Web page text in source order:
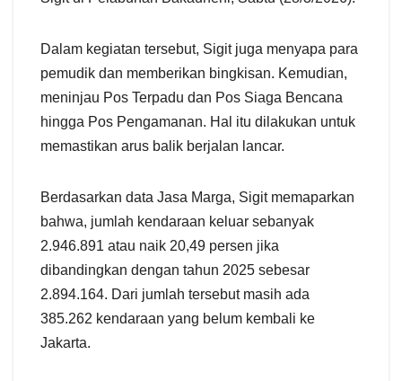
Dalam kegiatan tersebut, Sigit juga menyapa para
pemudik dan memberikan bingkisan. Kemudian,
meninjau Pos Terpadu dan Pos Siaga Bencana
hingga Pos Pengamanan. Hal itu dilakukan untuk
memastikan arus balik berjalan lancar.
Berdasarkan data Jasa Marga, Sigit memaparkan
bahwa, jumlah kendaraan keluar sebanyak
2.946.891 atau naik 20,49 persen jika
dibandingkan dengan tahun 2025 sebesar
2.894.164. Dari jumlah tersebut masih ada
385.262 kendaraan yang belum kembali ke
Jakarta.